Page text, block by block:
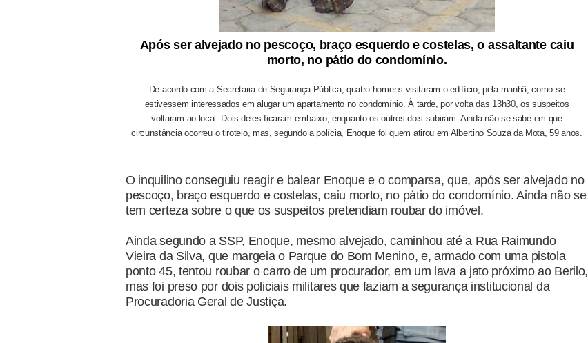
Após ser alvejado no pescoço, braço esquerdo e costelas, o assaltante caiu
morto, no pátio do condomínio.
De acordo com a Secretaria de Segurança Pública, quatro homens visitaram o edifício, pela manhã, como se
estivessem interessados em alugar um apartamento no condomínio. À tarde, por volta das 13h30, os suspeitos
voltaram ao local. Dois deles ficaram embaixo, enquanto os outros dois subiram. Ainda não se sabe em que
circunstância ocorreu o tiroteio, mas, segundo a polícia, Enoque foi quem atirou em Albertino Souza da Mota, 59 anos.
O inquilino conseguiu reagir e balear Enoque e o comparsa, que, após ser alvejado no
pescoço, braço esquerdo e costelas, caiu morto, no pátio do condomínio. Ainda não se
tem certeza sobre o que os suspeitos pretendiam roubar do imóvel.
Ainda segundo a SSP, Enoque, mesmo alvejado, caminhou até a Rua Raimundo
Vieira da Silva, que margeia o Parque do Bom Menino, e, armado com uma pistola
ponto 45, tentou roubar o carro de um procurador, em um lava a jato próximo ao Berilo,
mas foi preso por dois policiais militares que faziam a segurança institucional da
Procuradoria Geral de Justiça.